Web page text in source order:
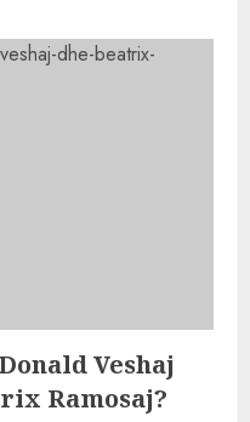
Veshaj
Ramosaj?